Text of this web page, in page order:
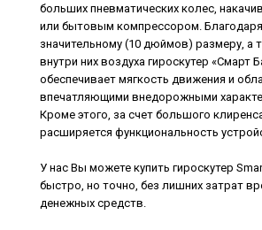
Street Art Bluetooth
18900₽
больших пневматических колес,
или бытовым компрессором.
значительному (10 дюймов) размеру, а
внутри них воздуха гироскутер «Смарт
обеспечивает мягкость движения и
впечатляющими внедорожными
Кроме этого, за счет большого
расширяется функциональность
У нас Вы можете купить гироскутер
быстро, но точно, без лишних затрат
денежных средств.